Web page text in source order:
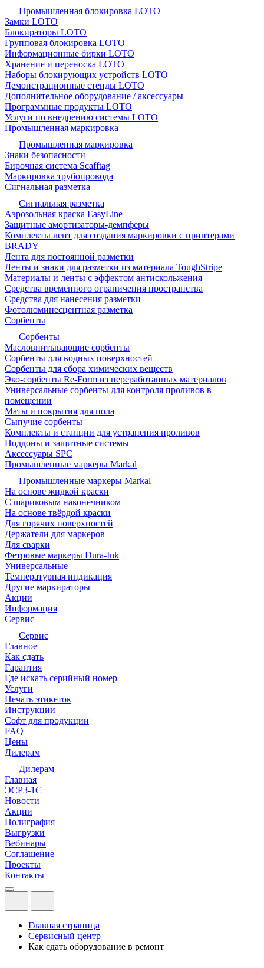
Промышленная блокировка LOTO
Замки LOTO
Блокираторы LOTO
Групповая блокировка LOTO
Информационные бирки LOTO
Хранение и переноска LOTO
Наборы блокирующих устройств LOTO
Демонстрационные стенды LOTO
Дополнительное оборудование / аксессуары
Программные продукты LOTO
Услуги по внедрению системы LOTO
Промышленная маркировка
Промышленная маркировка
Знаки безопасности
Бирочная система Scafftag
Маркировка трубопровода
Сигнальная разметка
Сигнальная разметка
Аэрозольная краска EasyLine
Защитные амортизаторы-демпферы
Комплекты лент для создания маркировки с принтерами
BRADY
Лента для постоянной разметки
Ленты и знаки для разметки из материала ToughStripe
Материалы и ленты с эффектом антискольжения
Средства временного ограничения пространства
Средства для нанесения разметки
Фотолюминесцентная разметка
Сорбенты
Сорбенты
Масловпитывающие сорбенты
Сорбенты для водных поверхностей
Сорбенты для сбора химических веществ
Эко-сорбенты Re-Form из переработанных материалов
Универсальные сорбенты для контроля проливов в
помещении
Маты и покрытия для пола
Сыпучие сорбенты
Комплекты и станции для устранения проливов
Поддоны и защитные системы
Аксессуары SPC
Промышленные маркеры Markal
Промышленные маркеры Markal
На основе жидкой краски
С шариковым наконечником
На основе твёрдой краски
Для горячих поверхностей
Держатели для маркеров
Для сварки
Фетровые маркеры Dura-Ink
Универсальные
Температурная индикация
Другие маркираторы
Акции
Информация
Сервис
Сервис
Главное
Как сдать
Гарантия
Где искать серийный номер
Услуги
Печать этикеток
Инструкции
Софт для продукции
FAQ
Цены
Дилерам
Дилерам
Главная
ЭСРЗ-1С
Новости
Акции
Полиграфия
Выгрузки
Вебинары
Соглашение
Проекты
Контакты
Главная страница
Сервисный центр
Как сдать оборудование в ремонт